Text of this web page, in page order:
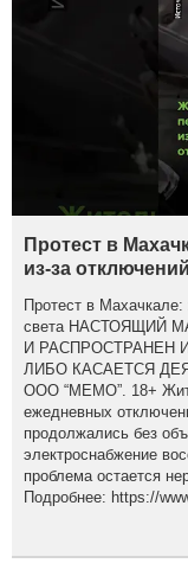
Протест в
из-за
Протест в
света НАСТОЯЩИЙ
И РАСПРОСТРАНЕН
ЛИБО КАСАЕТСЯ
ООО “МЕМО”. 18+
ежедневных
продолжались без
электроснабжение
проблема остается
Подробнее: https://